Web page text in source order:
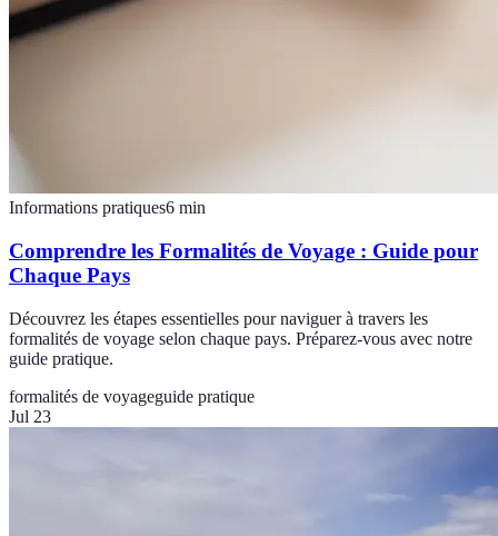
Informations pratiques6 min
Comprendre les Formalités de Voyage : Guide pour
Chaque Pays
Découvrez les étapes essentielles pour naviguer à travers les
formalités de voyage selon chaque pays. Préparez-vous avec notre
guide pratique.
formalités de voyageguide pratique
Jul 23